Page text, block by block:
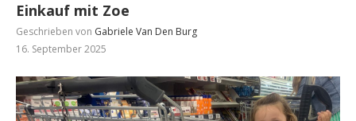
Einkauf mit Zoe
Geschrieben von Gabriele Van Den Burg
16. September 2025